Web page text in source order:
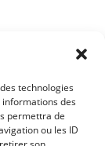
technologies
informations des
permettra de
ou les ID